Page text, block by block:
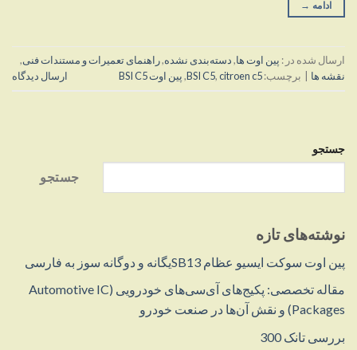
جستجو
جستجو
نوشته‌های تازه
پین اوت سوکت ایسیو عظام SB13یگانه و دوگانه سوز به فارسی
مقاله تخصصی: پکیج‌های آی‌سی‌های خودرویی (Automotive IC
Packages) و نقش آن‌ها در صنعت خودرو
بررسی تانک 300
ادامه →
ارسال شده در : پین اوت ها,دسته‌بندی نشده,راهنمای تعمیرات و مستندات فنی,
نقشه ها
برچسب: BSI C5,citroen c5
,پین اوت BSI C5 ارسال دیدگاه